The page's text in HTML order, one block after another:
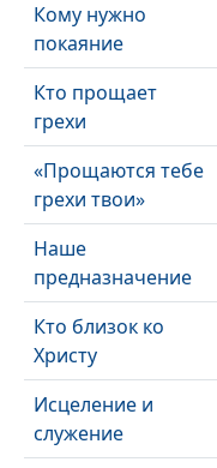
Кому нужно
покаяние
Кто прощает
грехи
«Прощаются тебе
грехи твои»
Наше
предназначение
Кто близок ко
Христу
Исцеление и
служение